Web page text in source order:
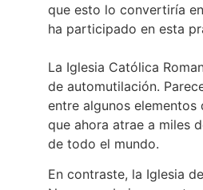
que esto lo convertiría
ha participado en esta
La Iglesia Católica
de automutilación.
entre algunos
que ahora atrae a miles
de todo el mundo.
En contraste, la Iglesia